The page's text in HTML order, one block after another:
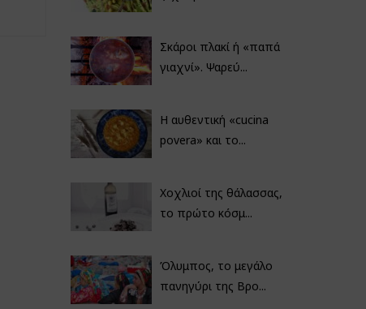
Σκάροι πλακί ή «παπά
γιαχνί». Ψαρεύ...
Η αυθεντική «cucina
povera» και το...
Χοχλιοί της θάλασσας,
το πρώτο κόσμ...
Όλυμπος, το μεγάλο
πανηγύρι της Βρο...